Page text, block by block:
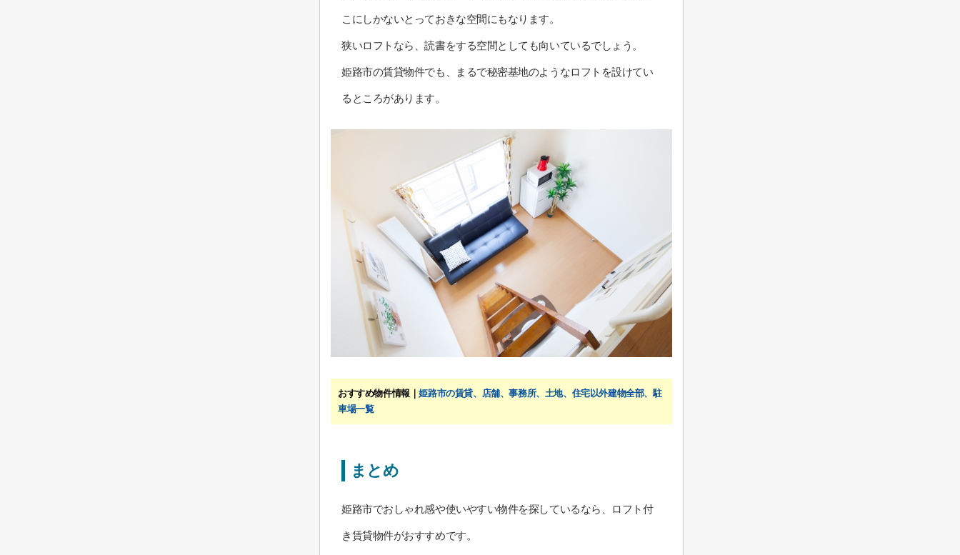
こにしかないとっておきな空間にもなります。
狭いロフトなら、読書をする空間としても向いているでしょう。
姫路市の賃貸物件でも、まるで秘密基地のようなロフトを設けてい
るところがあります。
おすすめ物件情報｜姫路市の賃貸、店舗、事務所、土地、住宅以外建物全部、駐
車場一覧
まとめ
姫路市でおしゃれ感や使いやすい物件を探しているなら、ロフト付
き賃貸物件がおすすめです。